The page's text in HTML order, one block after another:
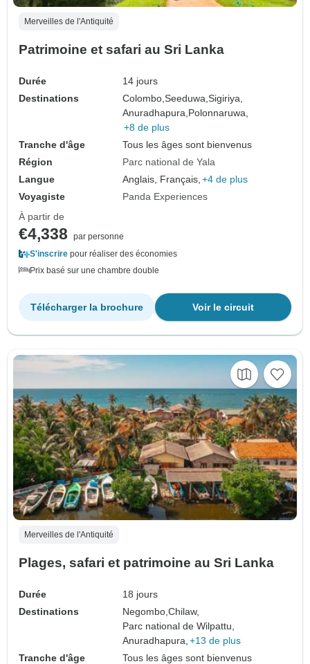
Merveilles de l'Antiquité
Patrimoine et safari au Sri Lanka
Durée
14 jours
Destinations
Colombo,Seeduwa,Sigiriya,
Anuradhapura, Polonnaruwa,
+8 de plus
Tranche d'âge
Tous les âges sont bienvenus
Région
Parc national de Yala
Langue
Anglais, Français, +4 de plus
Voyagiste
Panda Experiences
À partir de
€4,338
par personne
S'inscrire pour réaliser des économies
Prix basé sur une chambre double
Voir le circuit
Télécharger la brochure
Merveilles de l'Antiquité
Plages, safari et patrimoine au Sri Lanka
Durée
18 jours
Destinations
Negombo,Chilaw,
Parc national de Wilpattu,
Anuradhapura, +13 de plus
Tranche d'âge
Tous les âges sont bienvenus